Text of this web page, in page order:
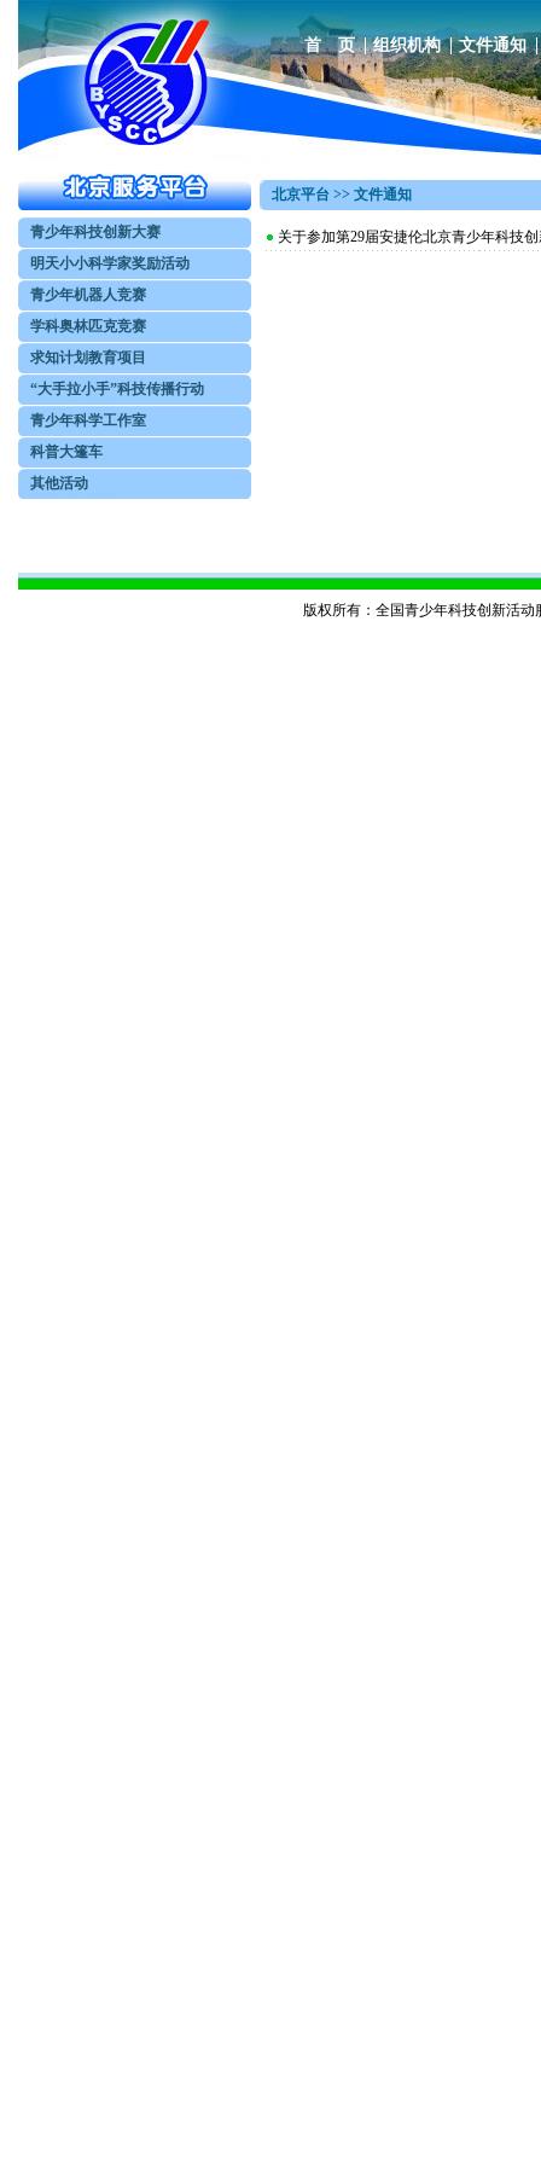
首 页 组织机构 文件通知
青少年科技创新大赛
明天小小科学家奖励活动
青少年机器人竞赛
学科奥林匹克竞赛
求知计划教育项目
“大手拉小手”科技传播行动
青少年科学工作室
科普大篷车
其他活动
北京平台 >> 文件通知
关于参加第29届安捷伦北京青少年科技
版权所有：全国青少年科技创新活